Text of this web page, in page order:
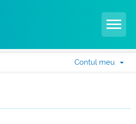
Contul meu